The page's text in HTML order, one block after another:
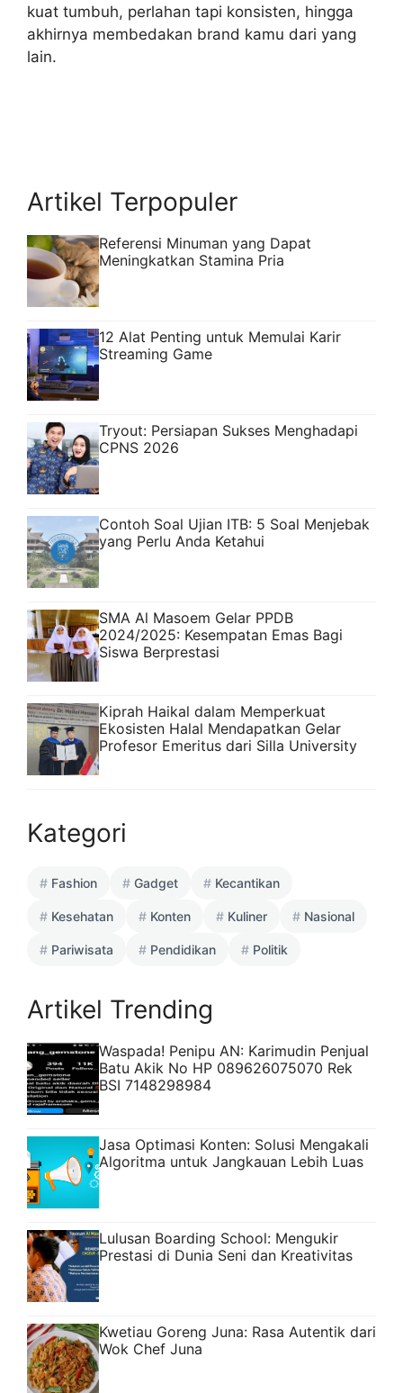
kuat tumbuh, perlahan tapi konsisten, hingga
akhirnya membedakan brand kamu dari yang
lain.
Artikel Terpopuler
Referensi Minuman yang Dapat
Meningkatkan Stamina Pria
12 Alat Penting untuk Memulai Karir
Streaming Game
Tryout: Persiapan Sukses Menghadapi
CPNS 2026
Contoh Soal Ujian ITB: 5 Soal Menjebak
yang Perlu Anda Ketahui
SMA Al Masoem Gelar PPDB
2024/2025: Kesempatan Emas Bagi
Siswa Berprestasi
Kiprah Haikal dalam Memperkuat
Ekosisten Halal Mendapatkan Gelar
Profesor Emeritus dari Silla University
Kategori
Fashion Gadget Kecantikan
Kesehatan Konten Kuliner Nasional
Pariwisata Pendidikan Politik
Artikel Trending
Waspada! Penipu AN: Karimudin Penjual
Batu Akik No HP 089626075070 Rek
BSI 7148298984
Jasa Optimasi Konten: Solusi Mengakali
Algoritma untuk Jangkauan Lebih Luas
Lulusan Boarding School: Mengukir
Prestasi di Dunia Seni dan Kreativitas
Kwetiau Goreng Juna: Rasa Autentik dari
Wok Chef Juna